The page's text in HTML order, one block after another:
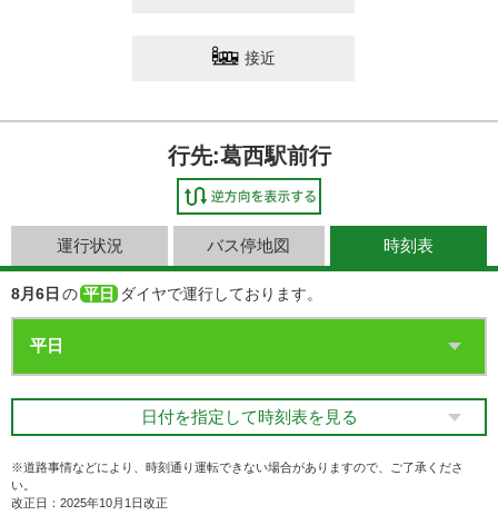
接近
行先:葛西駅前行
運行状況 バス停地図 時刻表
8月6日 の 平日 ダイヤで運行しております。
日付を指定して時刻表を見る
※道路事情などにより、時刻通り運転できない場合がありますので、ご了承くださ
い。
改正日：2025年10月1日改正